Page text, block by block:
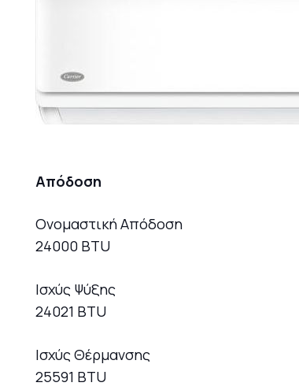
Απόδοση
Ονομαστική Απόδοση
24000 BTU
Ισχύς Ψύξης
24021 BTU
Ισχύς Θέρμανσης
25591 BTU